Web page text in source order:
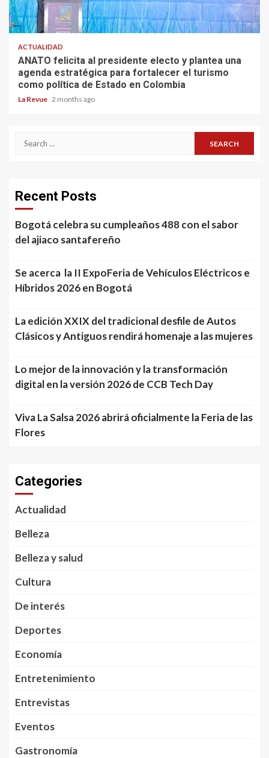
ACTUALIDAD
ANATO felicita al presidente electo y plantea una
agenda estratégica para fortalecer el turismo
como política de Estado en Colombia
La Revue 2 months ago
Search
Recent Posts
Bogotá celebra su cumpleaños 488 con el sabor
del ajiaco santafereño
Se acerca la II ExpoFeria de Vehículos Eléctricos e
Híbridos 2026 en Bogotá
La edición XXIX del tradicional desfile de Autos
Clásicos y Antiguos rendirá homenaje a las mujeres
Lo mejor de la innovación y la transformación
digital en la versión 2026 de CCB Tech Day
Viva La Salsa 2026 abrirá oficialmente la Feria de las
Flores
Categories
Actualidad
Belleza
Belleza y salud
Cultura
De interés
Deportes
Economía
Entretenimiento
Entrevistas
Eventos
Gastronomía